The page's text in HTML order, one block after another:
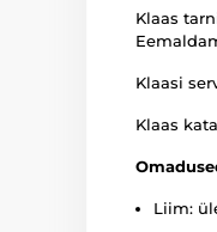
Klaas
Klaasi
Klaas
Liim: